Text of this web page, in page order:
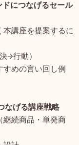
ドにつなげるセール
講座を提案するに
→行動）
すめの言い回し例
なげる講座戦略
継続商品・単発商